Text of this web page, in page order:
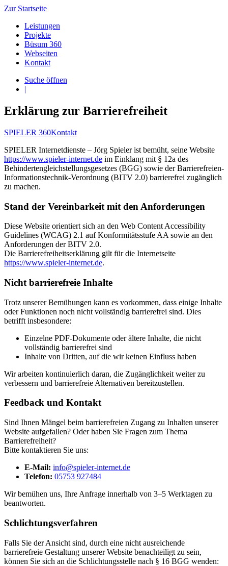
Zur Startseite
Leistungen
Projekte
Büsum 360
Webseiten
Kontakt
Suche öffnen
|
Erklärung zur Barrierefreiheit
SPIELER 360Kontakt
SPIELER Internetdienste – Jörg Spieler ist bemüht, seine Website
https://www.spieler-internet.de im Einklang mit § 12a des
Behindertengleichstellungsgesetzes (BGG) sowie der Barrierefreien-
Informationstechnik-Verordnung (BITV 2.0) barrierefrei zugänglich
zu machen.
Stand der Vereinbarkeit mit den Anforderungen
Diese Website orientiert sich an den Web Content Accessibility
Guidelines (WCAG) 2.1 auf Konformitätsstufe AA sowie an den
Anforderungen der BITV 2.0.
Die Barrierefreiheitserklärung gilt für die Internetseite
https://www.spieler-internet.de.
Nicht barrierefreie Inhalte
Trotz unserer Bemühungen kann es vorkommen, dass einige Inhalte
oder Funktionen noch nicht vollständig barrierefrei sind. Dies
betrifft insbesondere:
Einzelne PDF-Dokumente oder ältere Inhalte, die nicht
vollständig barrierefrei sind
Inhalte von Dritten, auf die wir keinen Einfluss haben
Wir arbeiten kontinuierlich daran, die Zugänglichkeit weiter zu
verbessern und barrierefreie Alternativen bereitzustellen.
Feedback und Kontakt
Sind Ihnen Mängel beim barrierefreien Zugang zu Inhalten unserer
Website aufgefallen? Oder haben Sie Fragen zum Thema
Barrierefreiheit?
Bitte kontaktieren Sie uns:
E-Mail: info@spieler-internet.de
Telefon: 05753 927484
Wir bemühen uns, Ihre Anfrage innerhalb von 3–5 Werktagen zu
beantworten.
Schlichtungsverfahren
Falls Sie der Ansicht sind, durch eine nicht ausreichende
barrierefreie Gestaltung unserer Website benachteiligt zu sein,
können Sie sich an die Schlichtungsstelle nach § 16 BGG wenden: